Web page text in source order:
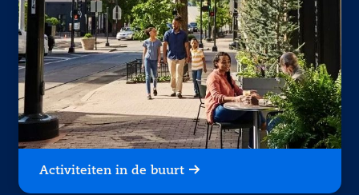
Activiteiten in de buurt